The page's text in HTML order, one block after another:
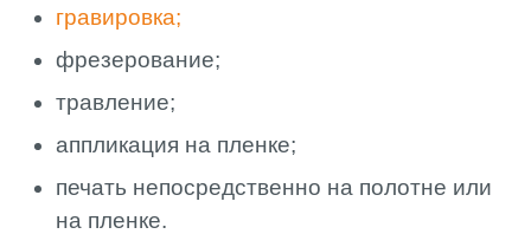
гравировка;
фрезерование;
травление;
аппликация на пленке;
печать непосредственно на полотне или
на пленке.